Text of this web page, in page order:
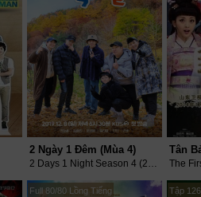
2 Ngày 1 Đêm (Mùa 4)
2 Days 1 Night Season 4 (2019) The
Full 80/80 Lồng Tiếng Tập